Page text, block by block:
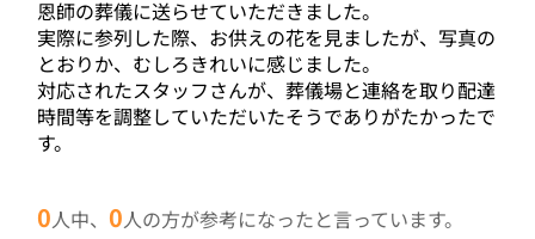
恩師の葬儀に送らせていただきました。
実際に参列した際、お供えの花を見ましたが、写真の
とおりか、むしろきれいに感じました。
対応されたスタッフさんが、葬儀場と連絡を取り配達
時間等を調整していただいたそうでありがたかったで
す。
0人中、0人の方が参考になったと言っています。